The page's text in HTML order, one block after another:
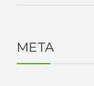
META